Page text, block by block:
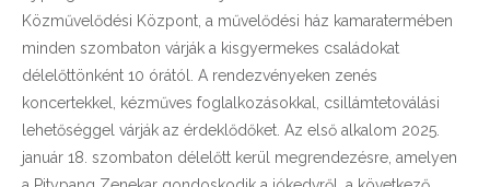
Közművelődési Központ, a művelődési ház kamaratermében
minden szombaton várják a kisgyermekes családokat
délelőttönként 10 órától. A rendezvényeken zenés
koncertekkel, kézműves foglalkozásokkal, csillámtetoválási
lehetőséggel várják az érdeklődőket. Az első alkalom 2025.
január 18. szombaton délelőtt kerül megrendezésre, amelyen